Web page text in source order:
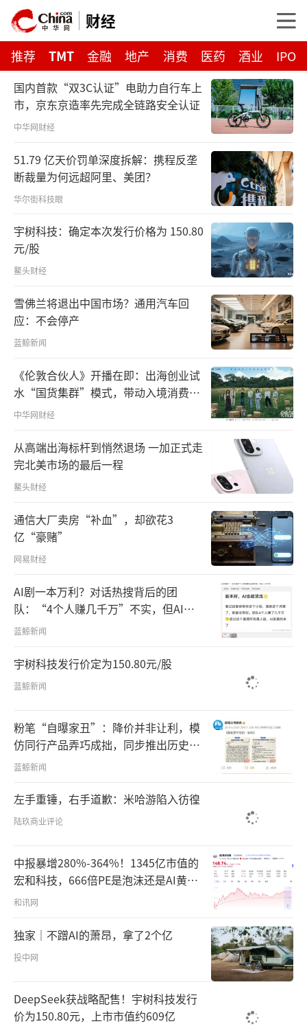
财经
推荐 TMT 金融 地产 消费 医药 酒业 IPO
国内首款“双3C认证”电助力自行车上
市，京东京造率先完成全链路安全认证
中华网财经
51.79 亿天价罚单深度拆解：携程反垄
断裁量为何远超阿里、美团？
华尔街科技眼
宇树科技：确定本次发行价格为 150.80
元/股
鳌头财经
雪佛兰将退出中国市场？通用汽车回
应：不会停产
蓝鲸新闻
《伦敦合伙人》开播在即：出海创业试
水“国货集群”模式，带动入境消费反
向种草
中华网财经
从高端出海标杆到悄然退场 一加正式走
完北美市场的最后一程
鳌头财经
通信大厂卖房“补血”，却欲花3
亿“豪赌”
网易财经
AI剧一本万利？对话热搜背后的团
队：“4个人赚几千万”不实，但AI演
员确实能带货了
蓝鲸新闻
宇树科技发行价定为150.80元/股
蓝鲸新闻
粉笔“自曝家丑”：降价并非让利，模
仿同行产品弄巧成拙，同步推出历史学
员退费方案
蓝鲸新闻
左手重锤，右手道歉：米哈游陷入彷徨
陆玖商业评论
中报暴增280%-364%！1345亿市值的
宏和科技，666倍PE是泡沫还是AI黄
金？
和讯网
独家｜不蹭AI的萧昂，拿了2个亿
投中网
DeepSeek获战略配售！宇树科技发行
价为150.80元，上市市值约609亿